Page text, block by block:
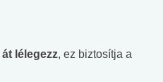
lélegezz, ez biztosítja a